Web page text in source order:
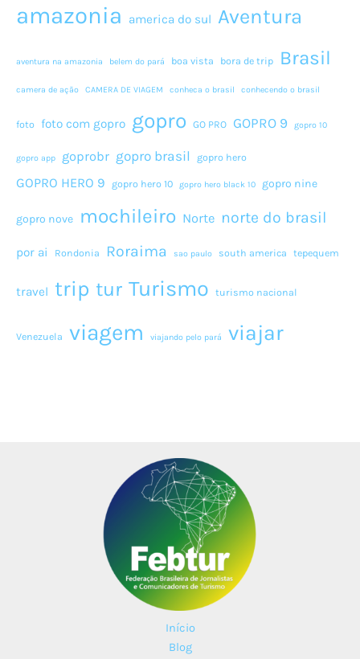
amazonia america do sul Aventura
aventura na amazonia belem do pará boa vista bora de trip Brasil
camera de ação CAMERA DE VIAGEM conheca o brasil conhecendo o brasil
foto foto com gopro gopro GO PRO GOPRO 9 gopro 10
gopro app goprobr gopro brasil gopro hero
GOPRO HERO 9 gopro hero 10 gopro hero black 10 gopro nine
gopro nove mochileiro Norte norte do brasil
por ai Rondonia Roraima sao paulo south america tepequem
travel trip tur Turismo turismo nacional
Venezuela viagem viajando pelo pará viajar
Início
Blog